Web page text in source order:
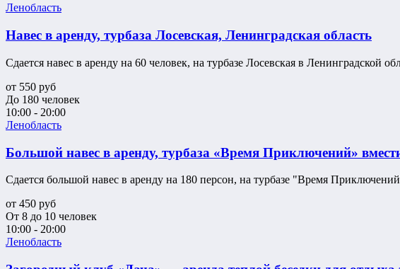
Ленобласть
Навес в аренду, турбаза Лосевская, Ленинградская область
Сдается навес в аренду на 60 человек, на турбазе Лосевская в Ленинградской
от 550 руб
До 180 человек
10:00 - 20:00
Ленобласть
Большой навес в аренду, турбаза «Время Приключений»
Сдается большой навес в аренду на 180 персон, на турбазе "Время
от 450 руб
От 8 до 10 человек
10:00 - 20:00
Ленобласть